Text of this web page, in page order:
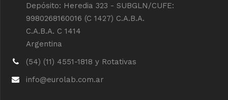
Depósito: Heredia 323 - SUBGLN/CUFE:
9980268160016 (C 1427) C.A.B.A.
C.A.B.A. C 1414
Argentina
(54) (11) 4551-1818 y Rotativas
info@eurolab.com.ar